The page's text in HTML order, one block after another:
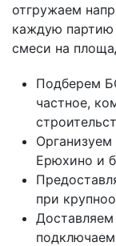
отгружаем
каждую партию
смеси на
Подберем
частное,
Организуем
Ерюхино и
при